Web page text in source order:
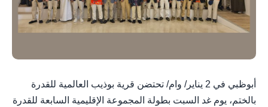
أبوظبي في 2 يناير/ وام/ تحتضن قرية بوذيب العالمية للقدرة
بالختم، يوم غد السبت بطولة المجموعة الإقليمية السابعة للقدرة